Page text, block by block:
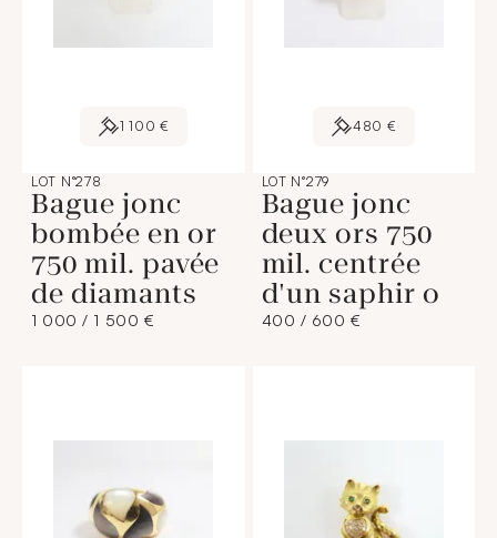
1 100 €
LOT N°278
Bague jonc
bombée en or
750 mil. pavée
de diamants
1 000 / 1 500 €
480 €
LOT N°279
Bague jonc
deux ors 750
mil. centrée
d'un saphir o
400 / 600 €